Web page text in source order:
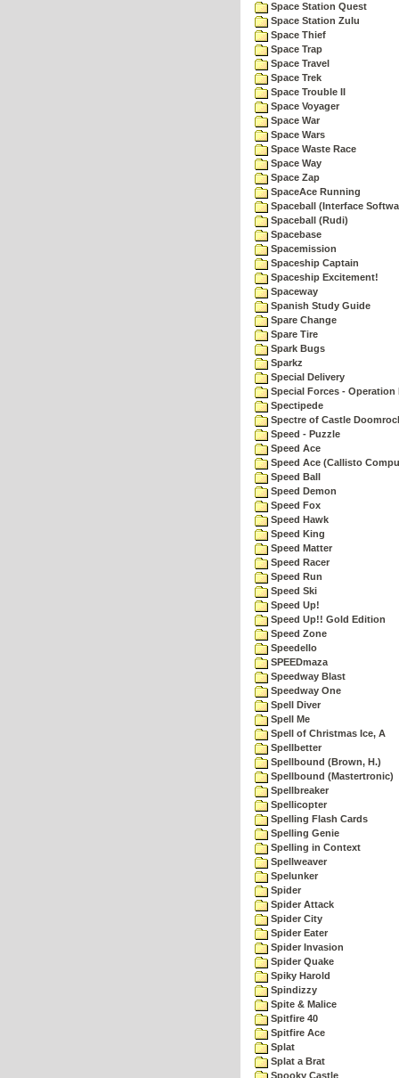
Space Station Quest
Space Station Zulu
Space Thief
Space Trap
Space Travel
Space Trek
Space Trouble II
Space Voyager
Space War
Space Wars
Space Waste Race
Space Way
Space Zap
SpaceAce Running
Spaceball (Interface
Spaceball (Rudi)
Spacebase
Spacemission
Spaceship Captain
Spaceship Excitement!
Spaceway
Spanish Study Guide
Spare Change
Spare Tire
Spark Bugs
Sparkz
Special Delivery
Special Forces - Operation
Spectipede
Spectre of Castle
Speed - Puzzle
Speed Ace
Speed Ace (Callisto
Speed Ball
Speed Demon
Speed Fox
Speed Hawk
Speed King
Speed Matter
Speed Racer
Speed Run
Speed Ski
Speed Up!
Speed Up!! Gold Edition
Speed Zone
Speedello
SPEEDmaza
Speedway Blast
Speedway One
Spell Diver
Spell Me
Spell of Christmas Ice, A
Spellbetter
Spellbound (Brown, H.)
Spellbound (Mastertronic)
Spellbreaker
Spellicopter
Spelling Flash Cards
Spelling Genie
Spelling in Context
Spellweaver
Spelunker
Spider
Spider Attack
Spider City
Spider Eater
Spider Invasion
Spider Quake
Spiky Harold
Spindizzy
Spite & Malice
Spitfire 40
Spitfire Ace
Splat
Splat a Brat
Spooky Castle